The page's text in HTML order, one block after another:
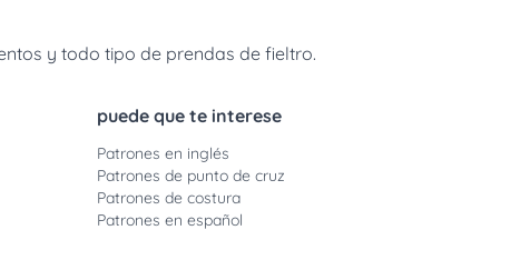
y todo tipo de prendas de fieltro.
puede que te interese
Patrones en inglés
Patrones de punto de cruz
Patrones de costura
Patrones en español